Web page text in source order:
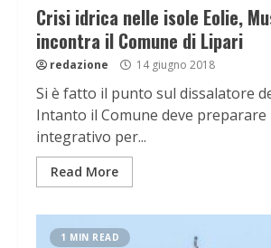
Crisi idrica nelle isole Eolie,
incontra il Comune di Lipari
redazione 14 giugno 2018
Si è fatto il punto sul dissalatore
Intanto il Comune deve
integrativo per...
Read More
1 MIN READ